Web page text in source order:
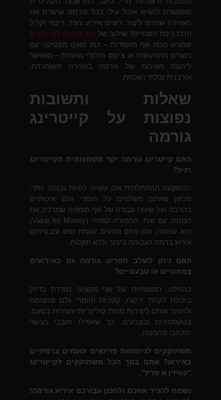
מאפשרת להגיש אוכל עילי בכל פורמט שישרת את
האווירה שתרצו ליצור. רוצים אירוע צעיר, דינמי וקליל
תחת כיפת השמיים? שילוב של פוד טראק לאירועים
שמגיש מנות שף מוקפדות – כמו טאקו מקסיקני עם
בשרים מהמעשנה או צ'יפס הולנדי מושחת – מאפשר
ליהנות מאיכות של גורמה באווירה משוחררת,
אורבנית ובלתי נשכחת.
שאלות ותשובות
נפוצות על קייטרינג
גורמה
האם קייטרינג גורמה יקר משמעותית מקייטרינג
רגיל?
ההשקעה ההתחלתית אכן עשויה להיות גבוהה יותר,
מכיוון שאתם משלמים על חומרי גלם איכותיים
בהרבה ועל שעות עבודה של שף מומחה שמרכיב את
המנות. עם זאת, התמורה למחיר (Value for Money)
היא עצומה, שכן אתם מונעים עוגמת נפש ומבטיחים
אירוע ברמה הגבוהה ביותר וללא תקלות.
האם ניתן לשלב תפריט גורמה גם באירועים
צמחוניים או טבעוניים?
בהחלט. המומחיות של שף מקצועי נמדדת בדיוק
ביכולת לקחת ירקות, קטניות וחומרי גלם מהצומח
ולהפוך אותם ליצירות מופת קולינריות עשירות בטעם,
בטקסטורות ובצבעים, כך שאפילו חובבי הבשר
יתלהבו מהמנות.
משתוקקים לניחוחות פריזאים וטעמים צרפתיים
באירוע? אתם בסך הכל משתוקקים לקייטרינג
"קוויזין א פריז".
נשמח להכיר אתכם ולתכנן עבורכם אירוע גורמה!